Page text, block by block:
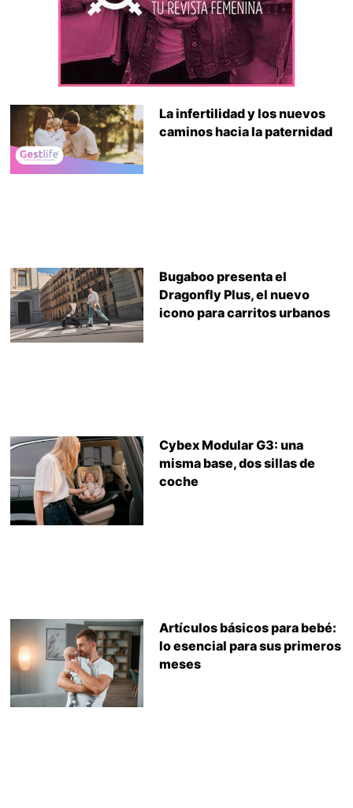
La infertilidad y los nuevos
caminos hacia la paternidad
Bugaboo presenta el
Dragonfly Plus, el nuevo
icono para carritos urbanos
Cybex Modular G3: una
misma base, dos sillas de
coche
Artículos básicos para bebé:
lo esencial para sus primeros
meses